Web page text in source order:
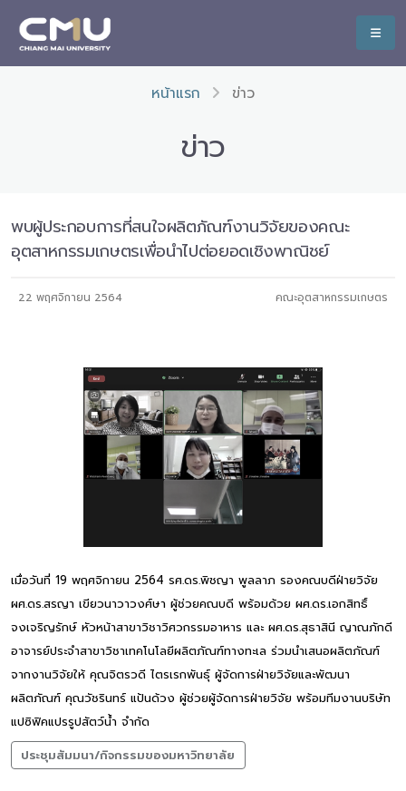
หน้าแรก ข่าว
ข่าว
พบผู้ประกอบการที่สนใจผลิตภัณฑ์งานวิจัยของคณะ
อุตสาหกรรมเกษตรเพื่อนำไปต่อยอดเชิงพาณิชย์
22 พฤศจิกายน 2564 คณะอุตสาหกรรมเกษตร
เมื่อวันที่ 19 พฤศจิกายน 2564 รศ.ดร.พิชญา พูลลาภ รองคณบดีฝ่ายวิจัย
ผศ.ดร.สรญา เขียวนาวาวงศ์ษา ผู้ช่วยคณบดี พร้อมด้วย ผศ.ดร.เอกสิทธิ์
จงเจริญรักษ์ หัวหน้าสาขาวิชาวิศวกรรมอาหาร และ ผศ.ดร.สุธาสินี ญาณภักดี
อาจารย์ประจำสาขาวิชาเทคโนโลยีผลิตภัณฑ์ทางทะเล ร่วมนำเสนอผลิตภัณฑ์
จากงานวิจัยให้ คุณจิตรวดี ไตรเรกพันธุ์ ผู้จัดการฝ่ายวิจัยและพัฒนา
ผลิตภัณฑ์ คุณวัชรินทร์ แป้นด้วง ผู้ช่วยผู้จัดการฝ่ายวิจัย พร้อมทีมงานบริษัท
แปซิฟิคแปรรูปสัตว์น้ำ จำกัด
ประชุมสัมมนา/กิจกรรมของมหาวิทยาลัย